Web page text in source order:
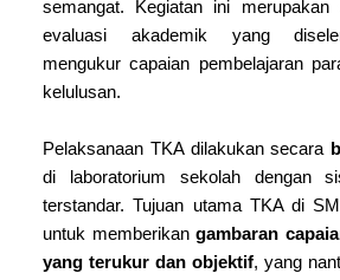
semangat. Kegiatan ini
evaluasi akademik yang
mengukur capaian pembelajaran
kelulusan.
Pelaksanaan TKA dilakukan secara
di laboratorium sekolah dengan
terstandar. Tujuan utama TKA di
untuk memberikangambaran
yang terukur dan objektif, yang